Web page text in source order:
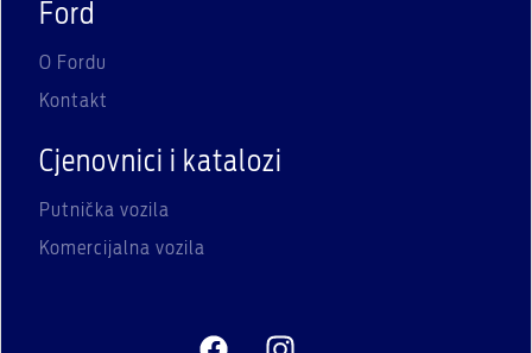
Ford
O Fordu
Kontakt
Cjenovnici i katalozi
Putnička vozila
Komercijalna vozila